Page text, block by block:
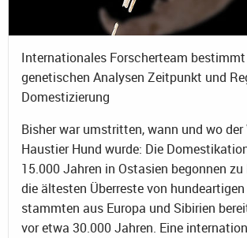
Internationales Forscherteam
genetischen Analysen Zeitpunkt und
Domestizierung
Bisher war umstritten, wann und wo
Haustier Hund wurde: Die
15.000 Jahren in Ostasien begonnen zu
die ältesten Überreste von hundeartigen
stammten aus Europa und Sibirien
vor etwa 30.000 Jahren. Eine